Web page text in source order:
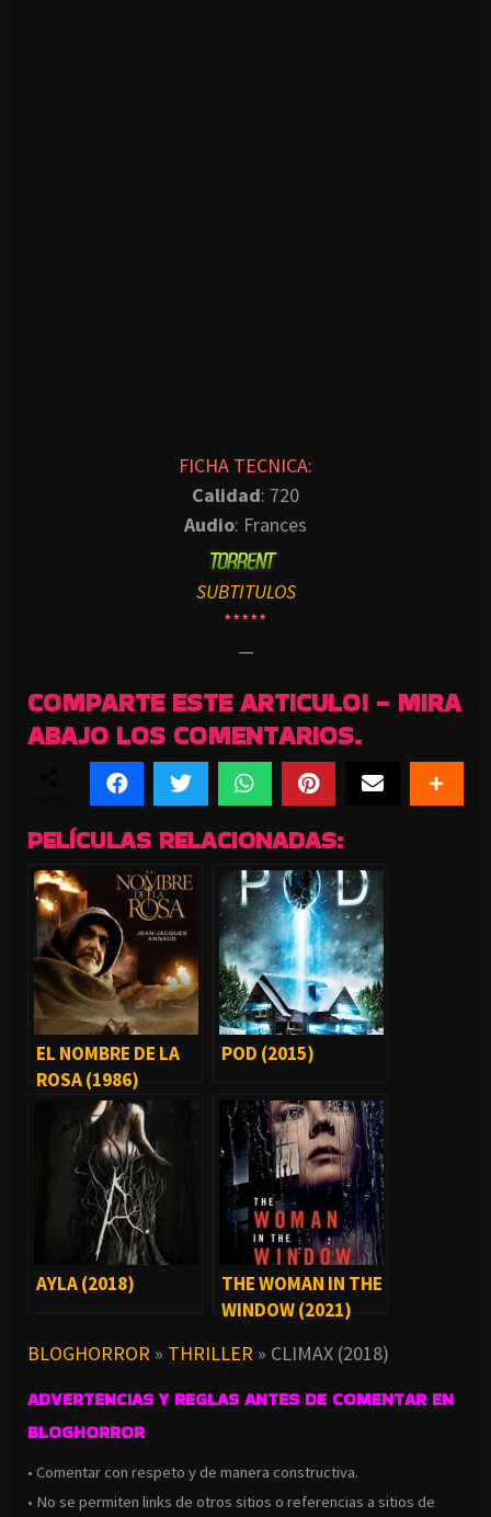
FICHA TECNICA:
Calidad: 720
Audio: Frances
SUBTITULOS
*****
—
COMPARTE ESTE ARTICULO! - MIRA
ABAJO LOS COMENTARIOS.
PELÍCULAS RELACIONADAS:
EL NOMBRE DE LA
ROSA (1986)
POD (2015)
AYLA (2018)
THE WOMAN IN THE
WINDOW (2021)
BLOGHORROR » THRILLER » CLIMAX (2018)
ADVERTENCIAS Y REGLAS ANTES DE COMENTAR EN
BLOGHORROR
• Comentar con respeto y de manera constructiva.
• No se permiten links de otros sitios o referencias a sitios de